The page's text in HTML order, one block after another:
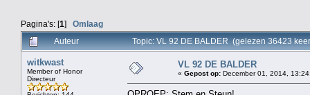
Pagina's: [1] Omlaag
Auteur
Topic: VL 92 DE BALDER (gelezen 36423
witkwast
Member of Honor
Directeur
VL 92 DE BALDER
« Gepost op: December 01, 2014,